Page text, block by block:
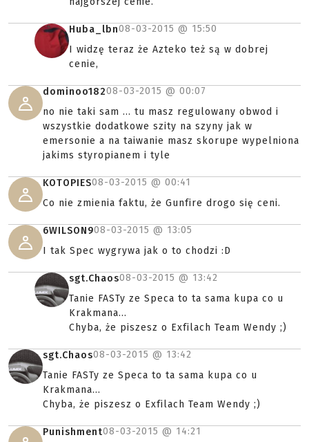
Huba_lbn08-03-2015 @ 15:50
I widzę teraz że Azteko też są w dobrej
cenie,
dominoo18208-03-2015 @ 00:07
no nie taki sam ... tu masz regulowany obwod i
wszystkie dodatkowe szity na szyny jak w
emersonie a na taiwanie masz skorupe wypelniona
jakims styropianem i tyle
KOTOPIES08-03-2015 @ 00:41
Co nie zmienia faktu, że Gunfire drogo się ceni.
6WILSON908-03-2015 @ 13:05
I tak Spec wygrywa jak o to chodzi :D
sgt.Chaos08-03-2015 @ 13:42
Tanie FASTy ze Speca to ta sama kupa co u
Krakmana...
Chyba, że piszesz o Exfilach Team Wendy ;)
sgt.Chaos08-03-2015 @ 13:42
Tanie FASTy ze Speca to ta sama kupa co u
Krakmana...
Chyba, że piszesz o Exfilach Team Wendy ;)
Punishment08-03-2015 @ 14:21